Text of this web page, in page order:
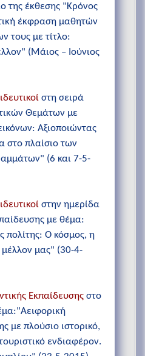
της έκθεσης "Κρόνος
έκφραση μαθητών
τους με τίτλο:
(Μάιος – Ιούνιος
στη σειρά
Θεμάτων με
Αξιοποιώντας
στο πλαίσιο των
(6 και 7-5-
στην ημερίδα
με θέμα:
πολίτης: Ο κόσμος, η
μέλλον μας" (30-4-
Εκπαίδευσης στο
με πλούσιο ιστορικό,
ενδιαφέρον.